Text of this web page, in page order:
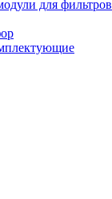
для фильтров